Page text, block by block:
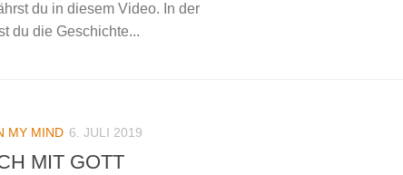
du in diesem Video. In der
du die Geschichte...
MY MIND 6. JULI 2019
MIT GOTT